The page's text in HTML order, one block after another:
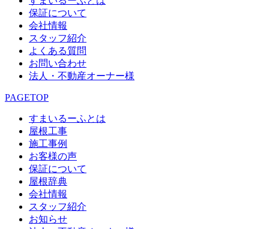
保証について
会社情報
スタッフ紹介
よくある質問
お問い合わせ
法人・不動産オーナー様
PAGETOP
すまいるーふとは
屋根工事
施工事例
お客様の声
保証について
屋根辞典
会社情報
スタッフ紹介
お知らせ